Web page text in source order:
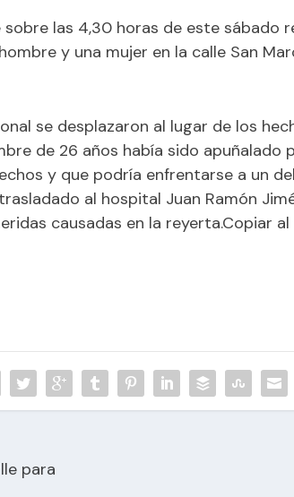
sobre las 4,30 horas de este sábado
y una mujer en la calle San
se desplazaron al lugar de los
de 26 años había sido apuñalado
y que podría enfrentarse a un
al hospital Juan Ramón
causadas en la reyerta.Copiar
para